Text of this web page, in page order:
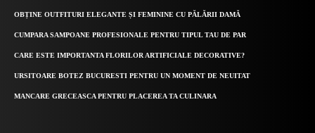
OBȚINE OUTFITURI ELEGANTE ȘI FEMININE CU PĂLĂRII DAMĂ
CUMPARA SAMPOANE PROFESIONALE PENTRU TIPUL TAU DE PAR
CARE ESTE IMPORTANTA FLORILOR ARTIFICIALE DECORATIVE?
URSITOARE BOTEZ BUCURESTI PENTRU UN MOMENT DE NEUITAT
MANCARE GRECEASCA PENTRU PLACEREA TA CULINARA